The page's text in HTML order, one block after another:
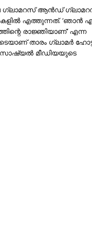
ഗ്ലാമറസ് ആൻഡ്
എത്തുന്നത്. ‘ഞാൻ
രാജ്ഞിയാണ്’ എന്ന
താരം ഗ്ലാമർ
സോഷ്യൽ മീഡിയയുടെ